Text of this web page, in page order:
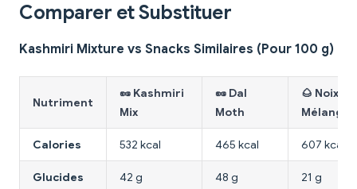
Comparer et Substituer
Kashmiri Mixture vs Snacks Similaires (Pour 100 g)
Nutriment
🥜 Kashmiri
Mix
🥜 Dal
Moth
🌰 Noix
Calories 532 kcal 465 kcal 607 kcal
Glucides 42 g 48 g 21 g